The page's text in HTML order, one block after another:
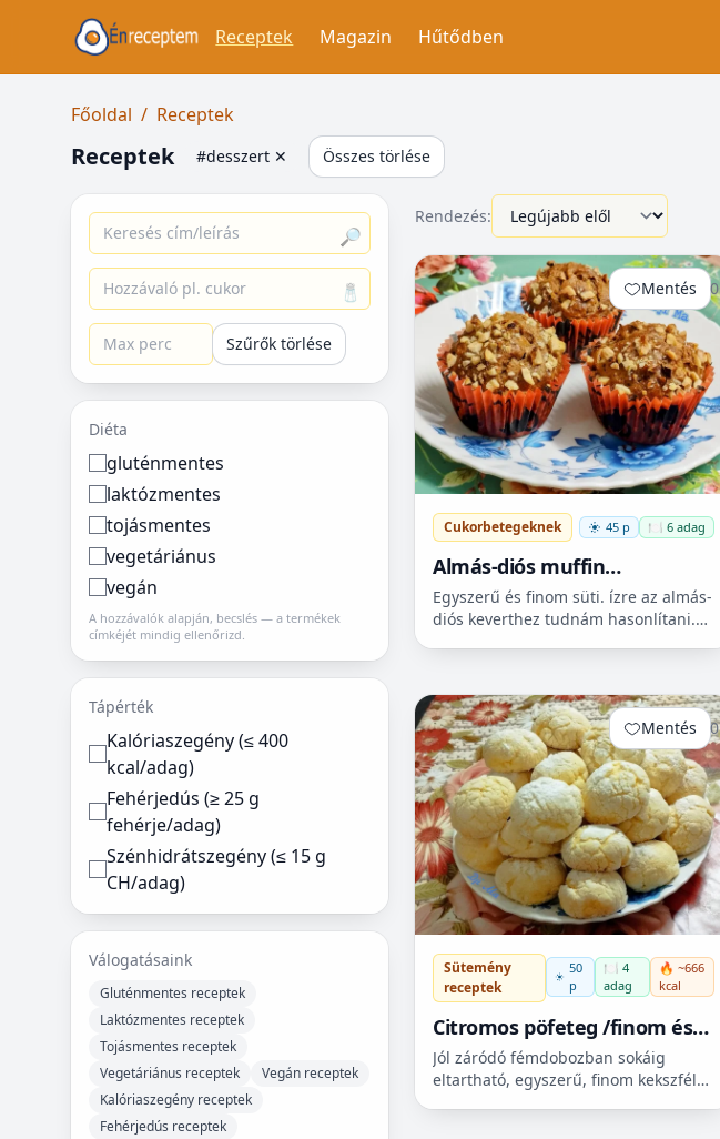
Receptek Magazin Hűtődben
Főoldal / Receptek
Receptek #desszert ✕ Összes törlése
🔎
🧂
Szűrők törlése
Diéta
gluténmentes
laktózmentes
tojásmentes
vegetáriánus
vegán
A hozzávalók alapján, becslés — a termékek
címkéjét mindig ellenőrizd.
Tápérték
Kalóriaszegény (≤ 400
kcal/adag)
Fehérjedús (≥ 25 g
fehérje/adag)
Szénhidrátszegény (≤ 15 g
CH/adag)
Válogatásaink
Gluténmentes receptek
Laktózmentes receptek
Tojásmentes receptek
Vegetáriánus receptek
Vegán receptek
Kalóriaszegény receptek
Fehérjedús receptek
Rendezés:
Mentés 0
Cukorbetegeknek 45 p 🍽️ 6 adag
Almás-diós muffin
(cukorbetegeknek)
Egyszerű és finom süti. ízre az almás-
diós keverthez tudnám hasonlítani.
Mentés 0
Sütemény
receptek
50
p
🍽️ 4
adag
🔥 ~666
kcal
Citromos pöfeteg /finom és
egyszerű süti/
Jól záródó fémdobozban sokáig
eltartható, egyszerű, finom kekszféle